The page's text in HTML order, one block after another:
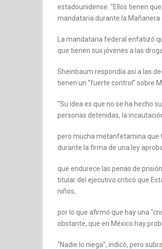
estadounidense. “Ellos tienen
mandataria durante la Mañanera
La mandataria federal enfatizó
que tienen sus jóvenes a las
Sheinbaum respondía así a las
tienen un “fuerte control” sobre
“Su idea es que no se ha hecho
personas detenidas, la
pero mucha metanfetamina que
durante la firma de una ley
que endurece las penas de
titular del ejecutivo criticó que
niños,
por lo que afirmó que hay una
obstante, que en México hay
“Nadie lo niega”, indicó, pero